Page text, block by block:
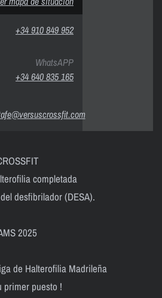
+34 910 849 952
WhatsAPP
+34 640 835 165
completada
desfibrilador (DESA).
2025
de Halterofilia Madrileña
primer puesto !